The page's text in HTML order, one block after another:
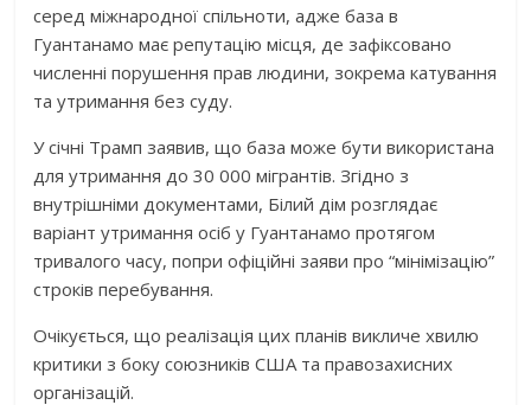
серед міжнародної спільноти, адже база в
Гуантанамо має репутацію місця, де зафіксовано
численні порушення прав людини, зокрема катування
та утримання без суду.
У січні Трамп заявив, що база може бути використана
для утримання до 30 000 мігрантів. Згідно з
внутрішніми документами, Білий дім розглядає
варіант утримання осіб у Гуантанамо протягом
тривалого часу, попри офіційні заяви про “мінімізацію”
строків перебування.
Очікується, що реалізація цих планів викличе хвилю
критики з боку союзників США та правозахисних
організацій.